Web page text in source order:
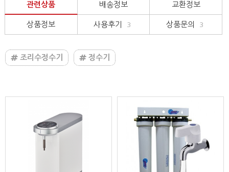
관련상품 배송정보 교환정보
상품정보 사용후기 3 상품문의 3
조리수정수기 정수기